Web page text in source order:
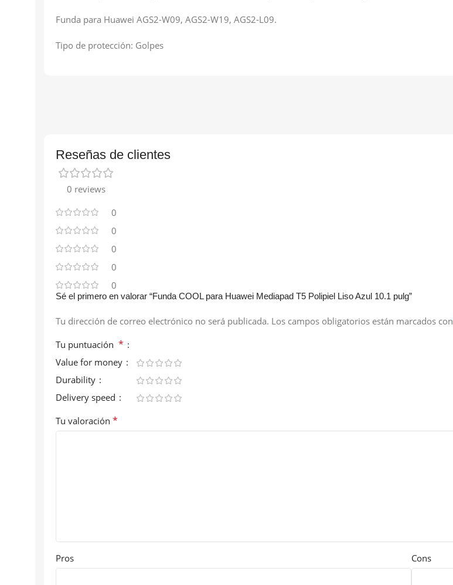
Funda para Huawei AGS2-W09, AGS2-W19, AGS2-L09.
Tipo de protección: Golpes
Reseñas de clientes
0 reviews
0
0
0
0
0
Sé el primero en valorar “Funda COOL para Huawei Mediapad T5 Polipiel Liso Azul 10.1 pulg”
Tu dirección de correo electrónico no será publicada. Los campos obligatorios están marcados con
Tu puntuación *
Value for money
Durability
Delivery speed
Tu valoración *
Pros Cons